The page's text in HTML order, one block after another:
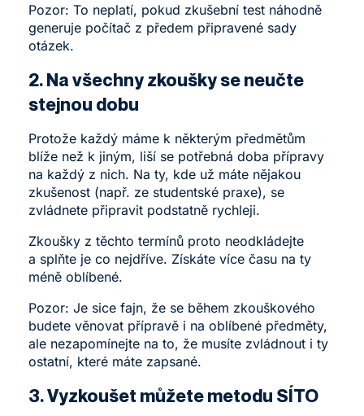
Pozor: To neplatí, pokud zkušební test náhodně
generuje počítač z předem připravené sady
otázek.
2. Na všechny zkoušky se neučte
stejnou dobu
Protože každý máme k některým předmětům
blíže než k jiným, liší se potřebná doba přípravy
na každý z nich. Na ty, kde už máte nějakou
zkušenost (např. ze studentské praxe), se
zvládnete připravit podstatně rychleji.
Zkoušky z těchto termínů proto neodkládejte
a splňte je co nejdříve. Získáte více času na ty
méně oblíbené.
Pozor: Je sice fajn, že se během zkouškového
budete věnovat přípravě i na oblíbené předměty,
ale nezapomínejte na to, že musíte zvládnout i ty
ostatní, které máte zapsané.
3. Vyzkoušet můžete metodu SÍTO